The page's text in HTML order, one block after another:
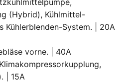
(Hybrid), Kühlmittel-
Kühlerblenden-System. | 20A
vorne. | 40A
| 15A